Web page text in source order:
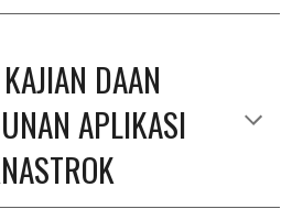
DAAN
APLIKASI